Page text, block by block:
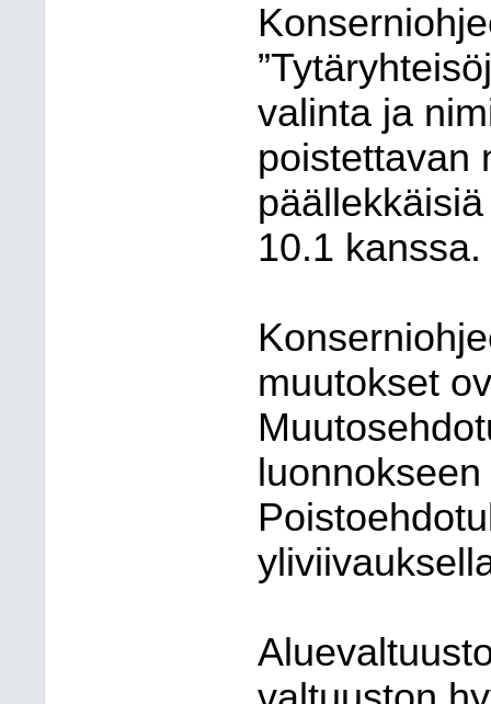
valinta ja
poistettavan
10.1 kanssa.
muutokset